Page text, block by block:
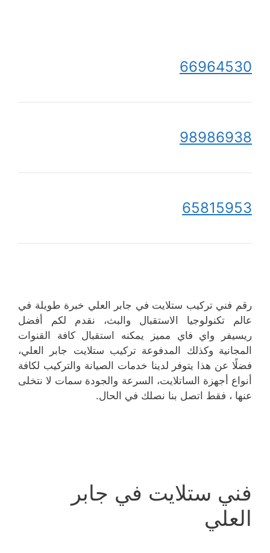
66964530
98986938
65815953
رقم فني تركيب ستلايت في جابر العلي خبرة طويلة في
عالم تكنولوجيا الاستقبال والبث، نقدم لكم أفضل
ريسيفر واي فاي مميز يمكنه استقبال كافة القنوات
المجانية وكذلك المدفوعة تركيب ستلايت جابر العلي،
فضلًا عن هذا يتوفر لدينا خدمات الصيانة والتركيب لكافة
أنواع أجهزة الساتلايت، السرعة والجودة سمات لا نتخلى
عنها ، فقط اتصل بنا نصلك في الحال.
فني ستلايت في جابر
العلي